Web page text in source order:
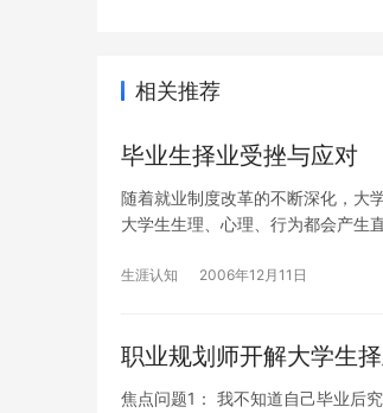
相关推荐
毕业生择业受挫与应对
随着就业制度改革的不断深化，大
大学生生理、心理、行为都会产生
生涯认知 2006年12月11日
职业规划师开解大学生
焦点问题1： 我不知道自己毕业后